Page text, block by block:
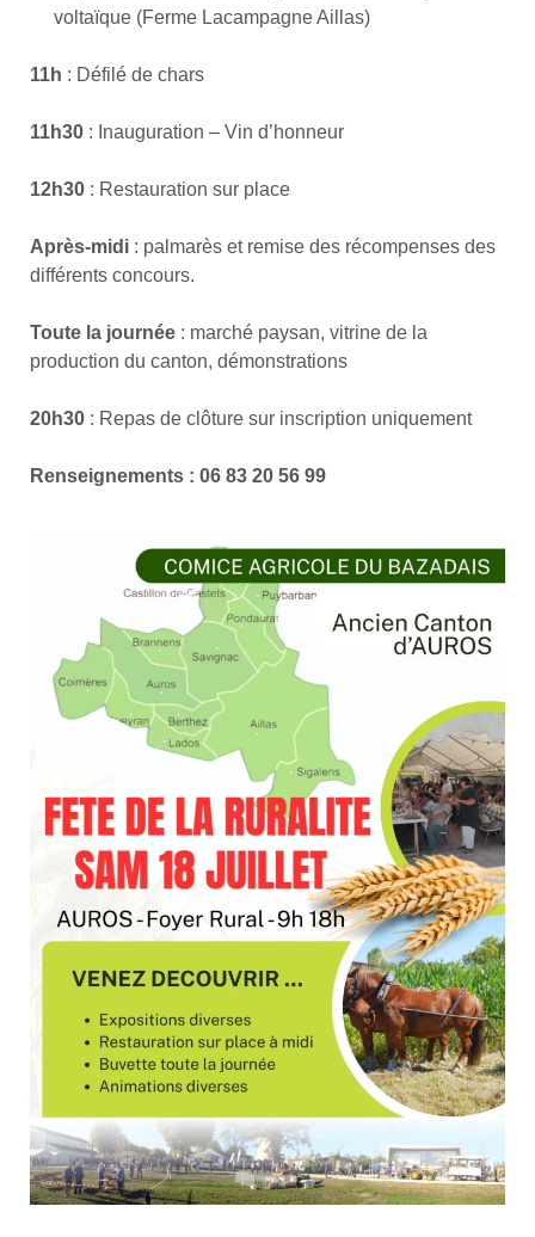
voltaïque (Ferme Lacampagne Aillas)
11h : Défilé de chars
11h30 : Inauguration – Vin d’honneur
12h30 : Restauration sur place
Après-midi : palmarès et remise des récompenses des
différents concours.
Toute la journée : marché paysan, vitrine de la
production du canton, démonstrations
20h30 : Repas de clôture sur inscription uniquement
Renseignements : 06 83 20 56 99